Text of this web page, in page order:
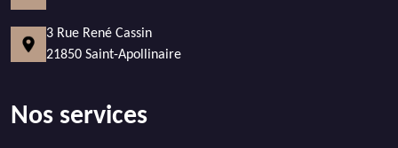
3 Rue René Cassin
21850 Saint-Apollinaire
Nos services